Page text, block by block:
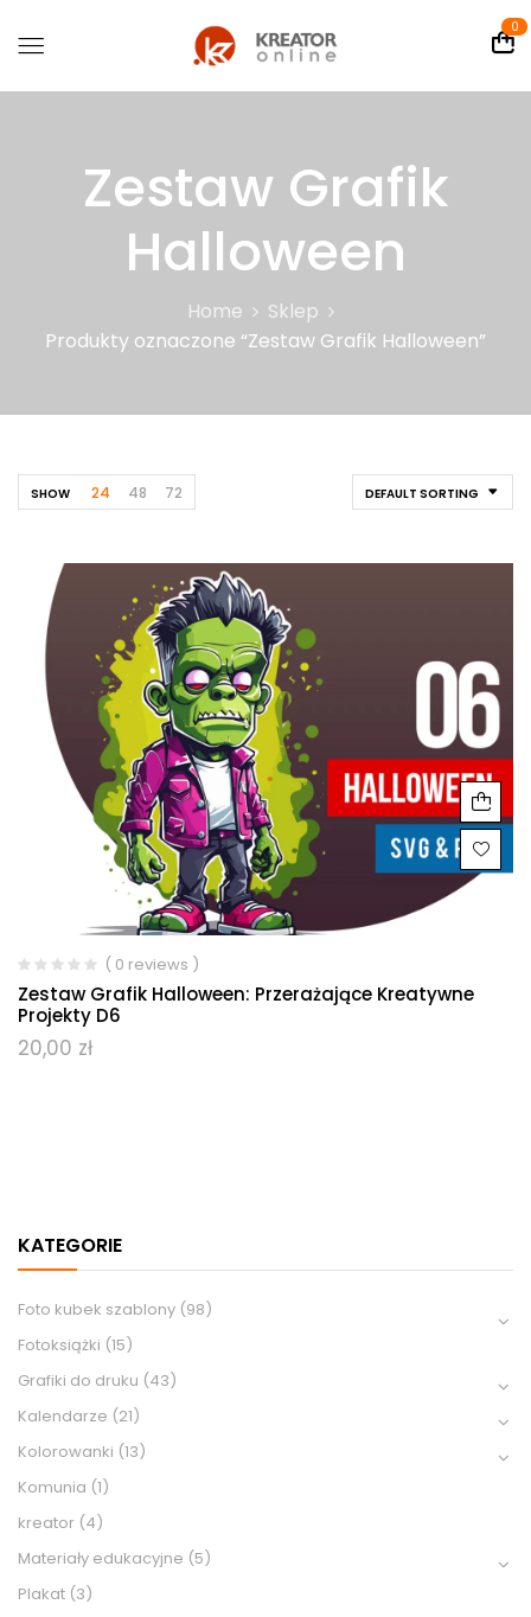
0
Zestaw Grafik
Halloween
Home
Sklep
Produkty oznaczone “Zestaw Grafik Halloween”
KATEGORIE
Foto kubek szablony (98)
Fotoksiążki (15)
Grafiki do druku (43)
Kalendarze (21)
Kolorowanki (13)
Komunia (1)
kreator (4)
Materiały edukacyjne (5)
Plakat (3)
DEFAULT SORTING
SHOW 24 48 72
( 0 reviews )
Zestaw Grafik Halloween: Przerażające Kreatywne
Projekty D6
20,00 zł